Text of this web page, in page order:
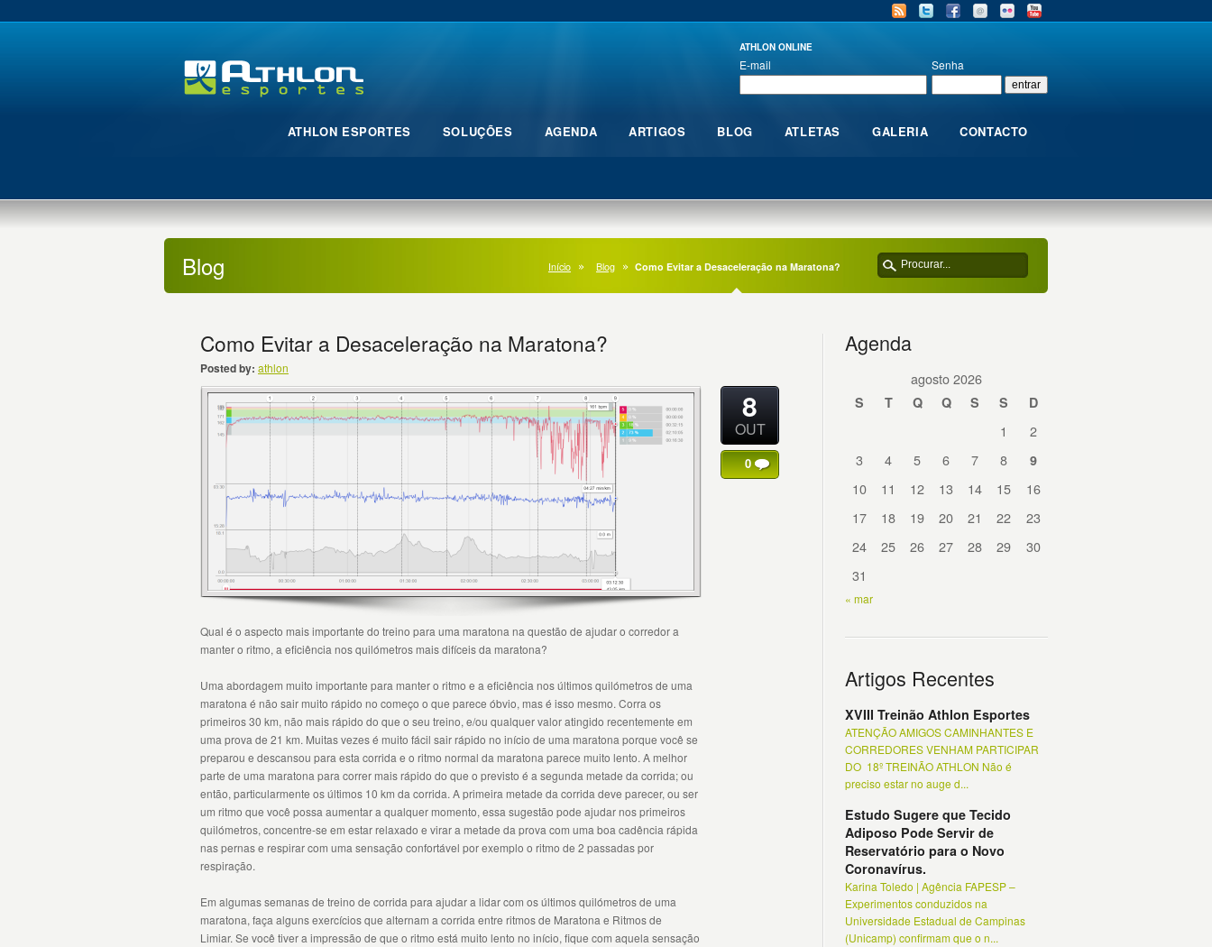
ATHLON ONLINE
E-mail Senha
ATHLON ESPORTES SOLUÇÕES AGENDA ARTIGOS BLOG ATLETAS GALERIA CONTACTO
Blog Início Blog Como Evitar a Desaceleração na Maratona?
Como Evitar a Desaceleração na Maratona?
Posted by: athlon
Qual é o aspecto mais importante do treino para uma maratona na questão de ajudar o corredor a
manter o ritmo, a eficiência nos quilómetros mais difíceis da maratona?
Uma abordagem muito importante para manter o ritmo e a eficiência nos últimos quilómetros de uma
maratona é não sair muito rápido no começo o que parece óbvio, mas é isso mesmo. Corra os
primeiros 30 km, não mais rápido do que o seu treino, e/ou qualquer valor atingido recentemente em
uma prova de 21 km. Muitas vezes é muito fácil sair rápido no início de uma maratona porque você se
preparou e descansou para esta corrida e o ritmo normal da maratona parece muito lento. A melhor
parte de uma maratona para correr mais rápido do que o previsto é a segunda metade da corrida; ou
então, particularmente os últimos 10 km da corrida. A primeira metade da corrida deve parecer, ou ser
um ritmo que você possa aumentar a qualquer momento, essa sugestão pode ajudar nos primeiros
quilómetros, concentre-se em estar relaxado e virar a metade da prova com uma boa cadência rápida
nas pernas e respirar com uma sensação confortável por exemplo o ritmo de 2 passadas por
respiração.
Em algumas semanas de treino de corrida para ajudar a lidar com os últimos quilómetros de uma
maratona, faça alguns exercícios que alternam a corrida entre ritmos de Maratona e Ritmos de
Limiar. Se você tiver a impressão de que o ritmo está muito lento no início, fique com aquela sensação
8
OUT
0
Agenda
agosto 2026
S T Q Q S S D
1
2
3
4 5 6 7 8 9
10 11 12 13 14 15
16
17
18 19 20 21 22
23
24
25 26 27 28 29
30
31
« mar
Artigos Recentes
XVIII Treinão Athlon Esportes
ATENÇÃO AMIGOS CAMINHANTES E
CORREDORES VENHAM PARTICIPAR
DO 18º TREINÃO ATHLON Não é
preciso estar no auge d...
Estudo Sugere que Tecido
Adiposo Pode Servir de
Reservatório para o Novo
Coronavírus.
Karina Toledo | Agência FAPESP –
Experimentos conduzidos na
Universidade Estadual de Campinas
(Unicamp) confirmam que o n...